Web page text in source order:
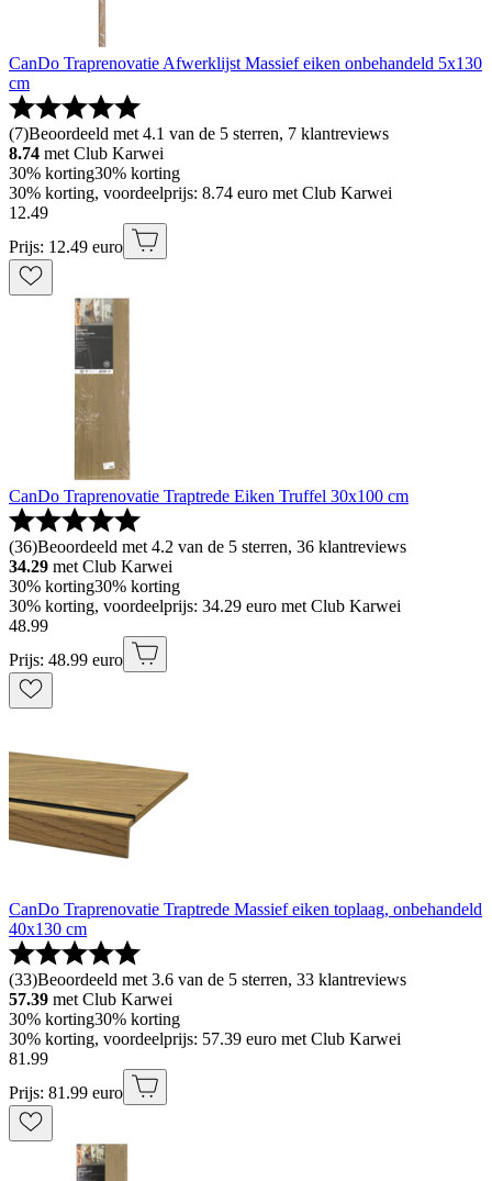
CanDo Traprenovatie Afwerklijst Massief eiken onbehandeld 5x130
cm
(7)Beoordeeld met 4.1 van de 5 sterren, 7 klantreviews
8.74 met Club Karwei
30% korting30% korting
30% korting, voordeelprijs: 8.74 euro met Club Karwei
12.49
Prijs: 12.49 euro
CanDo Traprenovatie Traptrede Eiken Truffel 30x100 cm
(36)Beoordeeld met 4.2 van de 5 sterren, 36 klantreviews
34.29 met Club Karwei
30% korting30% korting
30% korting, voordeelprijs: 34.29 euro met Club Karwei
48.99
Prijs: 48.99 euro
CanDo Traprenovatie Traptrede Massief eiken toplaag, onbehandeld
40x130 cm
(33)Beoordeeld met 3.6 van de 5 sterren, 33 klantreviews
57.39 met Club Karwei
30% korting30% korting
30% korting, voordeelprijs: 57.39 euro met Club Karwei
81 .99
Prijs: 81.99 euro